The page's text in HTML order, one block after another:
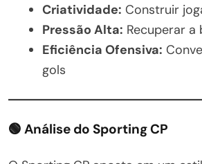
Criatividade: Construir
Pressão Alta: Recuperar
Eficiência Ofensiva:
gols
🟢 Análise do Sporting CP